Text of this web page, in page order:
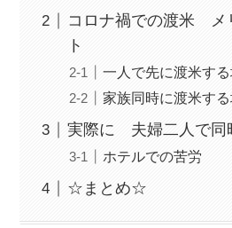
コロナ禍での渡米 メ
ト
一人で先に渡米す
家族同時に渡米す
実際に 夫婦二人で同
ホテルでの苦労
☆まとめ☆